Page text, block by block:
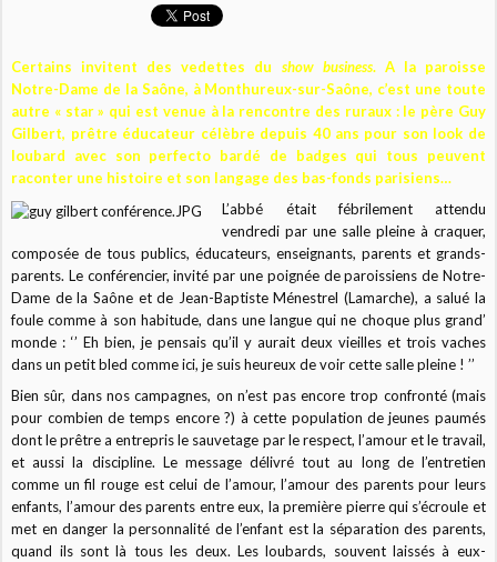
Certains invitent des vedettes du show business. A la paroisse
Notre-Dame de la Saône, à Monthureux-sur-Saône, c’est une toute
autre « star » qui est venue à la rencontre des ruraux : le père Guy
Gilbert, prêtre éducateur célèbre depuis 40 ans pour son look de
loubard avec son perfecto bardé de badges qui tous peuvent
raconter une histoire et son langage des bas-fonds parisiens…
L’abbé était fébrilement attendu
vendredi par une salle pleine à craquer,
composée de tous publics, éducateurs, enseignants, parents et grands-
parents. Le conférencier, invité par une poignée de paroissiens de Notre-
Dame de la Saône et de Jean-Baptiste Ménestrel (Lamarche), a salué la
foule comme à son habitude, dans une langue qui ne choque plus grand’
monde : ‘’ Eh bien, je pensais qu’il y aurait deux vieilles et trois vaches
dans un petit bled comme ici, je suis heureux de voir cette salle pleine ! ’’
Bien sûr, dans nos campagnes, on n’est pas encore trop confronté (mais
pour combien de temps encore ?) à cette population de jeunes paumés
dont le prêtre a entrepris le sauvetage par le respect, l’amour et le travail,
et aussi la discipline. Le message délivré tout au long de l’entretien
comme un fil rouge est celui de l’amour, l’amour des parents pour leurs
enfants, l’amour des parents entre eux, la première pierre qui s’écroule et
met en danger la personnalité de l’enfant est la séparation des parents,
quand ils sont là tous les deux. Les loubards, souvent laissés à eux-